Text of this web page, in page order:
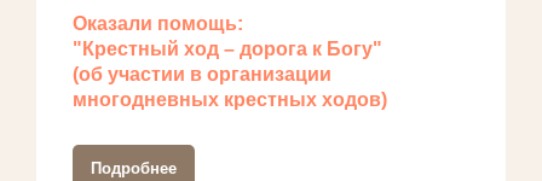
Оказали помощь:
"Крестный ход – дорога к Богу"
(об участии в организации
многодневных крестных ходов)
Подробнее